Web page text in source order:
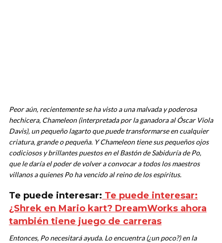
Peor aún, recientemente se ha visto a una malvada y poderosa
hechicera, Chameleon (interpretada por la ganadora al Óscar Viola
Davis), un pequeño lagarto que puede transformarse en cualquier
criatura, grande o pequeña. Y Chameleon tiene sus pequeños ojos
codiciosos y brillantes puestos en el Bastón de Sabiduría de Po,
que le daría el poder de volver a convocar a todos los maestros
villanos a quienes Po ha vencido al reino de los espíritus.
Te puede interesar: Te puede interesar:
¿Shrek en Mario kart? DreamWorks ahora
también tiene juego de carreras
Entonces, Po necesitará ayuda. Lo encuentra (¿un poco?) en la